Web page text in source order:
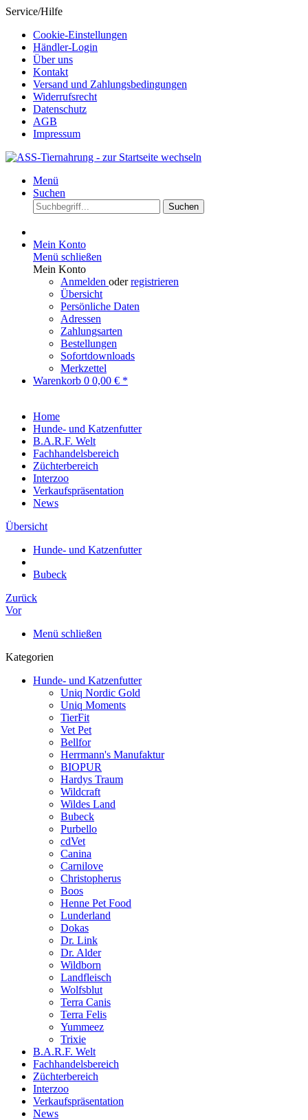
Service/Hilfe
Cookie-Einstellungen
Händler-Login
Über uns
Kontakt
Versand und Zahlungsbedingungen
Widerrufsrecht
Datenschutz
AGB
Impressum
Menü
Suchen
Suchen
Mein Konto
Menü schließen
Mein Konto
Anmelden oderregistrieren
Übersicht
Persönliche Daten
Adressen
Zahlungsarten
Bestellungen
Sofortdownloads
Merkzettel
Warenkorb 0 0,00 € *
Home
Hunde- und Katzenfutter
B.A.R.F. Welt
Fachhandelsbereich
Züchterbereich
Interzoo
Verkaufspräsentation
News
Übersicht
Hunde- und Katzenfutter
Bubeck
Zurück
Vor
Menü schließen
Kategorien
Hunde- und Katzenfutter
Uniq Nordic Gold
Uniq Moments
TierFit
Vet Pet
Bellfor
Herrmann's Manufaktur
BIOPUR
Hardys Traum
Wildcraft
Wildes Land
Bubeck
Purbello
cdVet
Canina
Carnilove
Christopherus
Boos
Henne Pet Food
Lunderland
Dokas
Dr. Link
Dr. Alder
Wildborn
Landfleisch
Wolfsblut
Terra Canis
Terra Felis
Yummeez
Trixie
B.A.R.F. Welt
Fachhandelsbereich
Züchterbereich
Interzoo
Verkaufspräsentation
News